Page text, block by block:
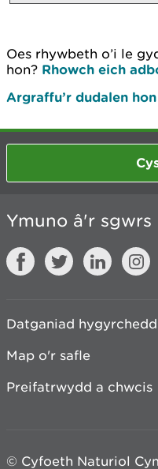
Oes rhywbeth o’i le
hon? Rhowch eich
Argraffu’r dudalen hon
Ymuno â'r sgwrs
Datganiad hygyrchedd
Map o'r safle
Preifatrwydd a chwcis
© Cyfoeth Naturiol